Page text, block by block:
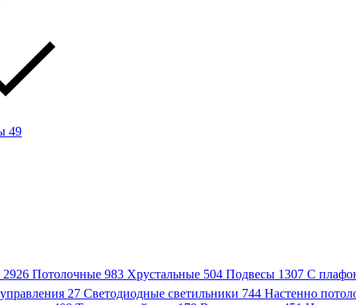
49
2926 Потолочные 983 Хрустальные 504 Подвесы 1307 С
27 Светодиодные светильники 744 Настенно